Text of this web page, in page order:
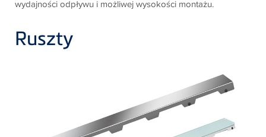
wydajności odpływu i możliwej wysokości montażu.
Ruszty